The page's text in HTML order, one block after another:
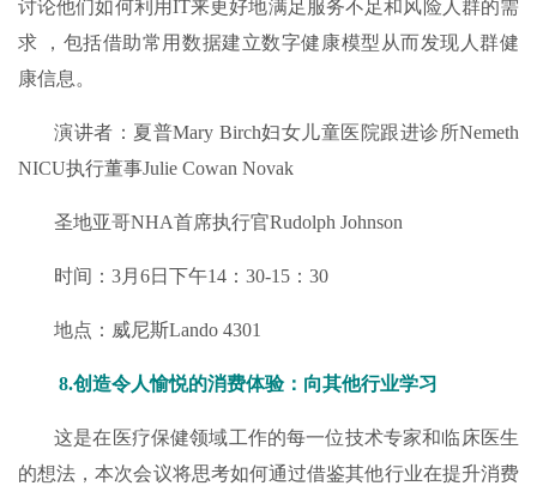
讨论他们如何利用IT来更好地满足服务不足和风险人群的需
求 ，包括借助常用数据建立数字健康模型从而发现人群健
康信息。
演讲者：夏普Mary Birch妇女儿童医院跟进诊所Nemeth
NICU执行董事Julie Cowan Novak
圣地亚哥NHA首席执行官Rudolph Johnson
时间：3月6日下午14：30-15：30
地点：威尼斯Lando 4301
8.创造令人愉悦的消费体验：向其他行业学习
这是在医疗保健领域工作的每一位技术专家和临床医生
的想法，本次会议将思考如何通过借鉴其他行业在提升消费